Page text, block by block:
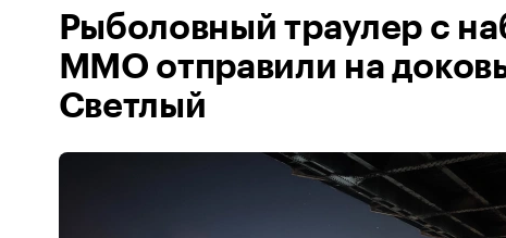
Рыболовный траулер с
ММО отправили на
Светлый